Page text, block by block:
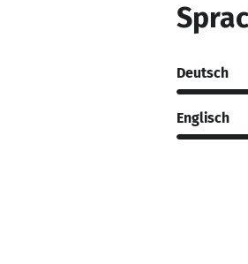
Deutsch
Englisch